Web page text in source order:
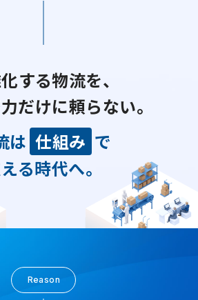
する物流を、
だけに頼らない。
は 仕組み で
る時代へ。
Reason